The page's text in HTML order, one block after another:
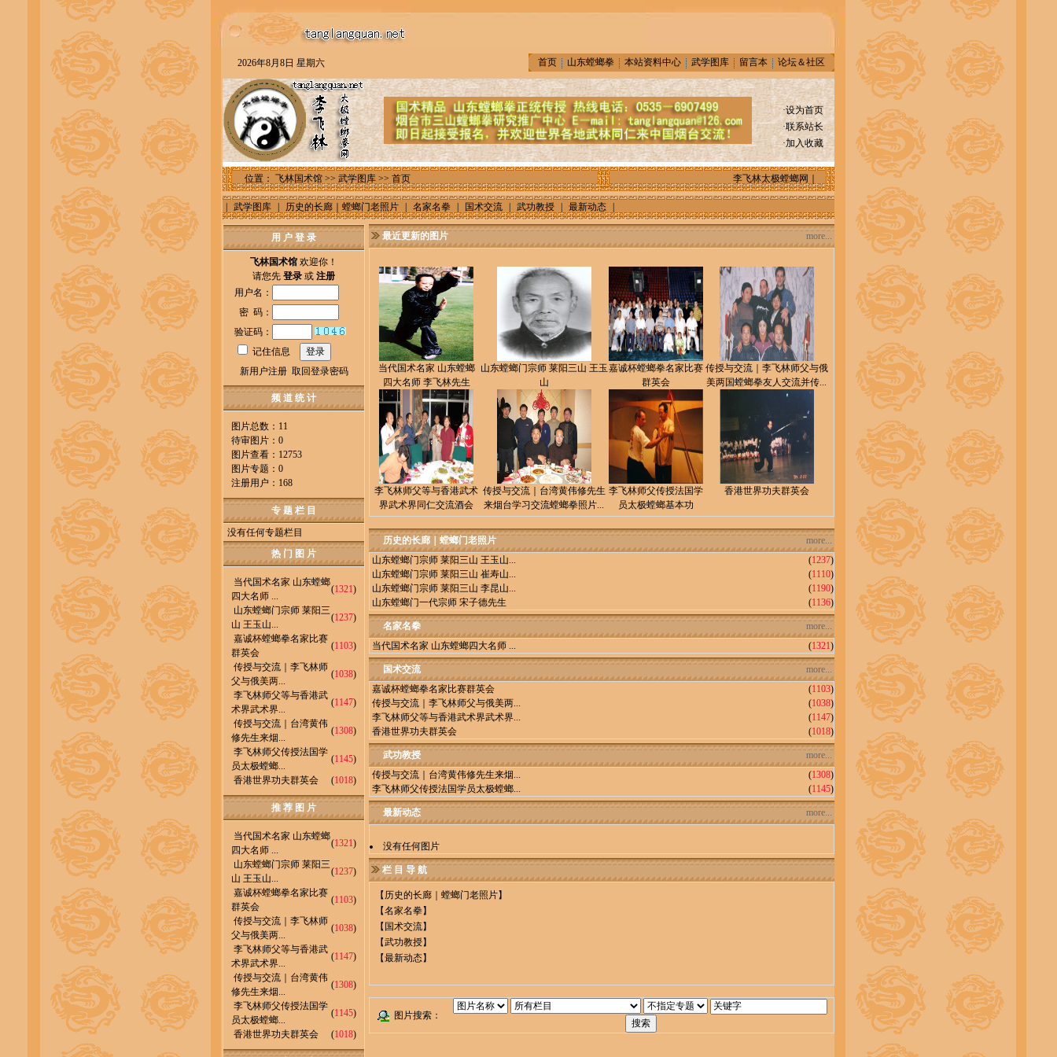
2026年8月8日 星期六 首页 山东螳螂拳 本站资料中心 武学图库 留言本 论坛＆社区
·设为首页
·联系站长
·加入收藏
位置： 飞林国术馆 >> 武学图库 >> 首页 李飞林太极螳螂网｜烟台螳螂拳在线 联系方式 [2006-11-02 12:58:29]
武学图库 历史的长廊｜螳螂门老照片 名家名拳 国术交流 武功教授 最新动态
用 户 登 录
飞林国术馆 欢迎你！
请您先 登录 或 注册
用户名：
密 码：
验证码：
记住信息
新用户注册 取回登录密码
频 道 统 计
图片总数：11
待审图片：0
图片查看：12753
图片专题：0
注册用户：168
专 题 栏 目
没有任何专题栏目
热 门 图 片
当代国术名家 山东螳螂
四大名师 ...
(1321)
山东螳螂门宗师 莱阳三
山 王玉山...
(1237)
嘉诚杯螳螂拳名家比赛
群英会
(1103)
传授与交流｜李飞林师
父与俄美两...
(1038)
李飞林师父等与香港武
术界武术界...
(1147)
传授与交流｜台湾黄伟
修先生来烟...
(1308)
李飞林师父传授法国学
员太极螳螂...
(1145)
香港世界功夫群英会
(1018)
推 荐 图 片
当代国术名家 山东螳螂
四大名师 ...
(1321)
山东螳螂门宗师 莱阳三
山 王玉山...
(1237)
嘉诚杯螳螂拳名家比赛
群英会
(1103)
传授与交流｜李飞林师
父与俄美两...
(1038)
李飞林师父等与香港武
术界武术界...
(1147)
传授与交流｜台湾黄伟
修先生来烟...
(1308)
李飞林师父传授法国学
员太极螳螂...
(1145)
香港世界功夫群英会
(1018)
最近更新的图片 more...
当代国术名家 山东螳螂
四大名师 李飞林先生
山东螳螂门宗师 莱阳三山 王玉
山
嘉诚杯螳螂拳名家比赛
群英会
传授与交流｜李飞林师父与俄
美两国螳螂拳友人交流并传...
李飞林师父等与香港武术
界武术界同仁交流酒会
传授与交流｜台湾黄伟修先生
来烟台学习交流螳螂拳照片...
李飞林师父传授法国学
员太极螳螂基本功
香港世界功夫群英会
历史的长廊｜螳螂门老照片
more...
山东螳螂门宗师 莱阳三山 王玉山...
(1237)
山东螳螂门宗师 莱阳三山 崔寿山...
(1110)
山东螳螂门宗师 莱阳三山 李昆山...
(1190)
山东螳螂门一代宗师 宋子德先生
(1136)
名家名拳
more...
当代国术名家 山东螳螂四大名师 ...
(1321)
国术交流
more...
嘉诚杯螳螂拳名家比赛群英会
(1103)
传授与交流｜李飞林师父与俄美两...
(1038)
李飞林师父等与香港武术界武术界...
(1147)
香港世界功夫群英会
(1018)
武功教授
more...
传授与交流｜台湾黄伟修先生来烟...
(1308)
李飞林师父传授法国学员太极螳螂...
(1145)
最新动态 more...
没有任何图片
栏 目 导 航
【 历史的长廊｜螳螂门老照片】
【名家名拳】
【 国术交流】
【武功教授】
【最新动态】
图片搜索：